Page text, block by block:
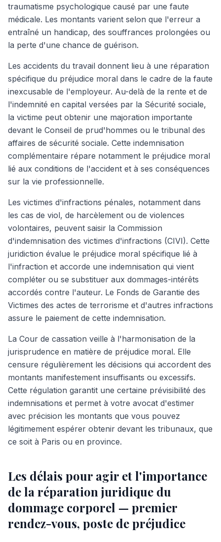
traumatisme psychologique causé par une faute
médicale. Les montants varient selon que l'erreur a
entraîné un handicap, des souffrances prolongées ou
la perte d'une chance de guérison.
Les accidents du travail donnent lieu à une réparation
spécifique du préjudice moral dans le cadre de la faute
inexcusable de l'employeur. Au-delà de la rente et de
l'indemnité en capital versées par la Sécurité sociale,
la victime peut obtenir une majoration importante
devant le Conseil de prud'hommes ou le tribunal des
affaires de sécurité sociale. Cette indemnisation
complémentaire répare notamment le préjudice moral
lié aux conditions de l'accident et à ses conséquences
sur la vie professionnelle.
Les victimes d'infractions pénales, notamment dans
les cas de viol, de harcèlement ou de violences
volontaires, peuvent saisir la Commission
d'indemnisation des victimes d'infractions (CIVI). Cette
juridiction évalue le préjudice moral spécifique lié à
l'infraction et accorde une indemnisation qui vient
compléter ou se substituer aux dommages-intérêts
accordés contre l'auteur. Le Fonds de Garantie des
Victimes des actes de terrorisme et d'autres infractions
assure le paiement de cette indemnisation.
La Cour de cassation veille à l'harmonisation de la
jurisprudence en matière de préjudice moral. Elle
censure régulièrement les décisions qui accordent des
montants manifestement insuffisants ou excessifs.
Cette régulation garantit une certaine prévisibilité des
indemnisations et permet à votre avocat d'estimer
avec précision les montants que vous pouvez
légitimement espérer obtenir devant les tribunaux, que
ce soit à Paris ou en province.
Les délais pour agir et l'importance
de la réparation juridique du
dommage corporel — premier
rendez-vous, poste de préjudice